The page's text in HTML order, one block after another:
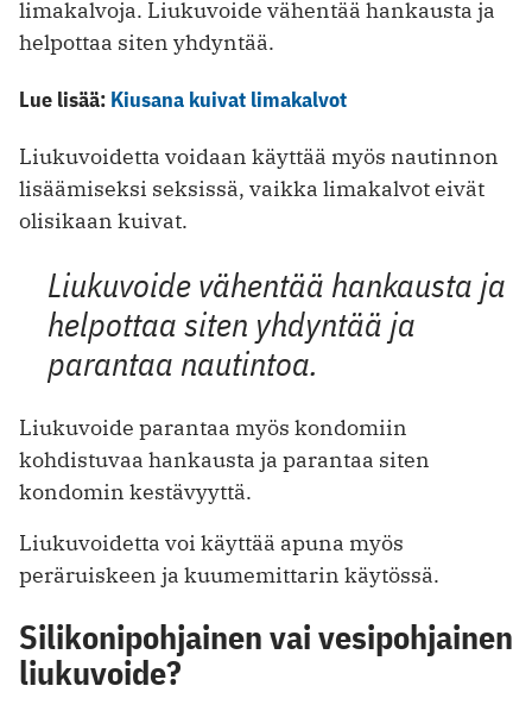
limakalvoja. Liukuvoide vähentää hankausta ja
helpottaa siten yhdyntää.
Lue lisää: Kiusana kuivat limakalvot
Liukuvoidetta voidaan käyttää myös nautinnon
lisäämiseksi seksissä, vaikka limakalvot eivät
olisikaan kuivat.
Liukuvoide vähentää hankausta ja
helpottaa siten yhdyntää ja
parantaa nautintoa.
Liukuvoide parantaa myös kondomiin
kohdistuvaa hankausta ja parantaa siten
kondomin kestävyyttä.
Liukuvoidetta voi käyttää apuna myös
peräruiskeen ja kuumemittarin käytössä.
Silikonipohjainen vai vesipohjainen
liukuvoide?